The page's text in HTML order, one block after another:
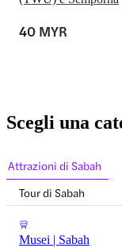
40 MYR
Scegli una
Attrazioni di Sabah
Tour di Sabah
Musei | Sabah